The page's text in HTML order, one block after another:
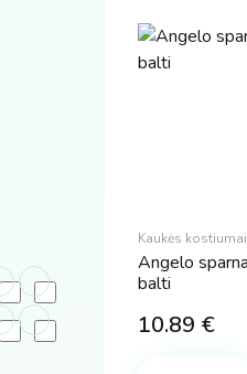
Kaukės kostiumai
Angelo
balti
10.89 €